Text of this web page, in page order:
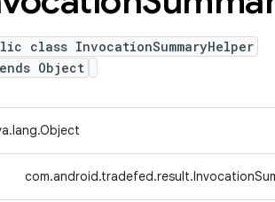
class InvocationSummaryHelper
Object